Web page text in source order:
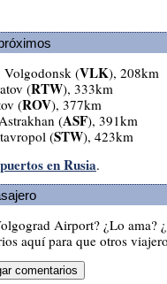
Volgodonsk (VLK), 208km
(RTW), 333km
(ROV), 377km
(ASF), 391km
(STW), 423km
en Rusia.
Airport? ¿Lo ama?
aquí para que otros